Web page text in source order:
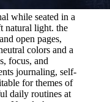
while seated in a
natural light. the
open pages,
colors and a
focus, and
journaling, self-
for themes of
daily routines at